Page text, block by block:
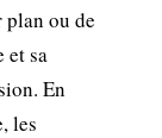
ou de
et sa
En
les